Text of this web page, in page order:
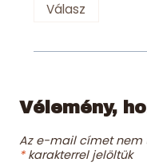
Válasz
Vélemény,
Az e-mail címet nem
*karakterrel jelöltük